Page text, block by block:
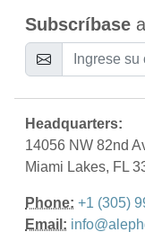
Subscríbase
Headquarters:
14056 NW 82nd
Miami Lakes, FL
Phone: +1 (305)
Email: